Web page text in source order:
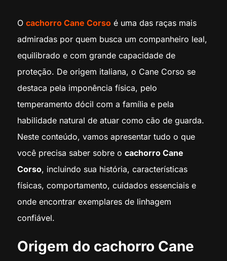
O cachorro Cane Corsoé uma das raças mais
admiradas por quem busca um companheiro leal,
equilibrado e com grande capacidade de
proteção. De origem italiana, o Cane Corso se
destaca pela imponência física, pelo
temperamento dócil com a família e pela
habilidade natural de atuar como cão de guarda.
Neste conteúdo, vamos apresentar tudo o que
você precisa saber sobre o cachorro Cane
Corso, incluindo sua história, características
físicas, comportamento, cuidados essenciais e
onde encontrar exemplares de linhagem
confiável.
Origem do cachorro Cane